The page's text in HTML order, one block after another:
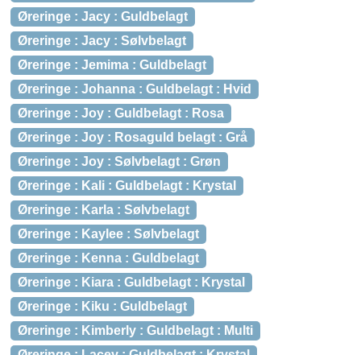
Øreringe : Jacy : Guldbelagt
Øreringe : Jacy : Sølvbelagt
Øreringe : Jemima : Guldbelagt
Øreringe : Johanna : Guldbelagt : Hvid
Øreringe : Joy : Guldbelagt : Rosa
Øreringe : Joy : Rosaguld belagt : Grå
Øreringe : Joy : Sølvbelagt : Grøn
Øreringe : Kali : Guldbelagt : Krystal
Øreringe : Karla : Sølvbelagt
Øreringe : Kaylee : Sølvbelagt
Øreringe : Kenna : Guldbelagt
Øreringe : Kiara : Guldbelagt : Krystal
Øreringe : Kiku : Guldbelagt
Øreringe : Kimberly : Guldbelagt : Multi